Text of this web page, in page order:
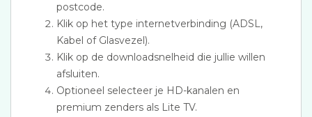
postcode.
Klik op het type internetverbinding (ADSL,
Kabel of Glasvezel).
Klik op de downloadsnelheid die jullie willen
afsluiten.
Optioneel selecteer je HD-kanalen en
premium zenders als Lite TV.